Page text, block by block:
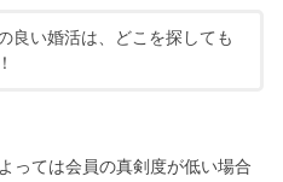
良い婚活は、どこを探しても
っては会員の真剣度が低い場合